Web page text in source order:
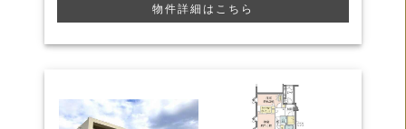
物件詳細はこちら